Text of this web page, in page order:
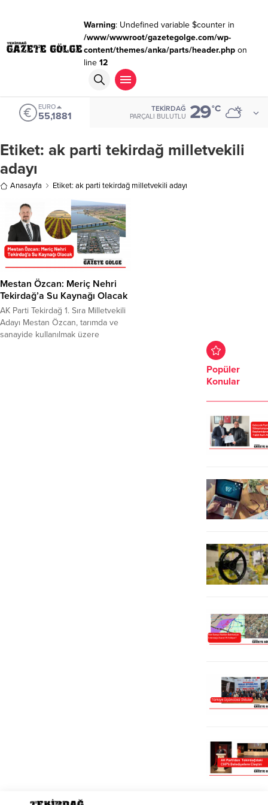
Warning: Undefined variable $counter in
/www/wwwroot/gazetegolge.com/wp-
content/themes/anka/parts/header.phpon
line 12
EURO
55,1881
TEKIRDAĞ
PARÇALI BULUTLU 29°C
Etiket: ak parti tekirdağ milletvekili
adayı
Anasayfa Etiket: ak parti tekirdağ milletvekili adayı
Mestan Özcan: Meriç Nehri
Tekirdağ’a Su Kaynağı Olacak
AK Parti Tekirdağ 1. Sıra Milletvekili
Adayı Mestan Özcan, tarımda ve
sanayide kullanılmak üzere
Popüler
Konular